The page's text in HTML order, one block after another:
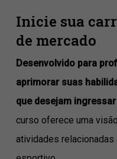
Inicie sua
de mercado
Desenvolvido para
aprimorar suas
que desejam
curso oferece uma
atividades relacionadas